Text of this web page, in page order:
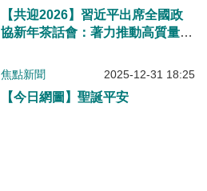
【共迎2026】習近平出席全國政
協新年茶話會：著力推動高質量發
焦點新聞 2025-12-31 18:25
【今日網圖】聖誕平安